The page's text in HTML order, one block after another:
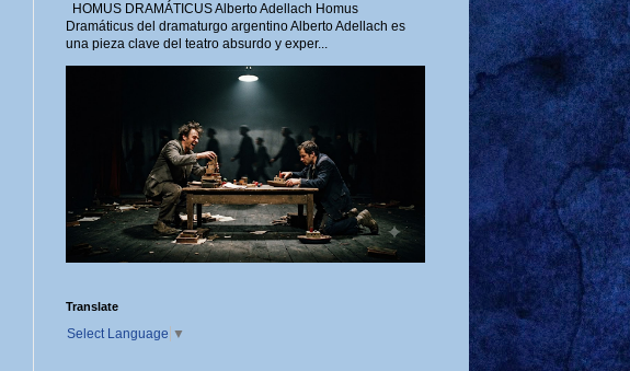
HOMUS DRAMÁTICUS Alberto Adellach Homus
Dramáticus del dramaturgo argentino Alberto Adellach es
una pieza clave del teatro absurdo y exper...
Translate
Select Language ▼